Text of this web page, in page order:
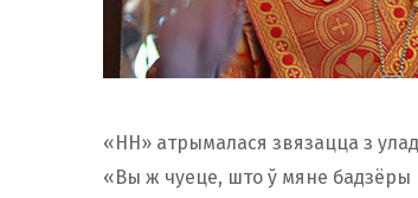
«НН» атрымалася звязацца з
«Вы ж чуеце, што ў мяне бадзёры